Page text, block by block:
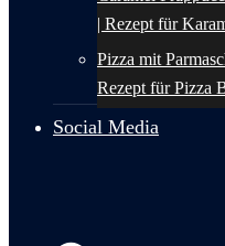
| Rezept für
Pizza mit
Rezept für Pizza
Social Media